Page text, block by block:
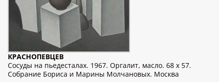
КРАСНОПЕВЦЕВ
Сосуды на пьедесталах. 1967. Оргалит, масло. 68 x 57.
Собрание Бориса и Марины Молчановых. Москва